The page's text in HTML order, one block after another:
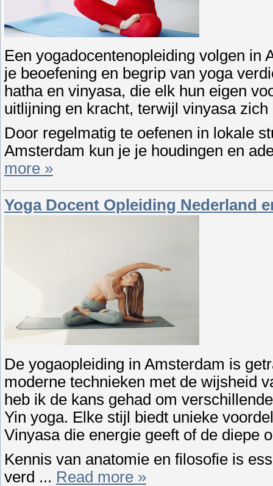
Een yogadocentenopleiding volgen in
je beoefening en begrip van yoga
hatha en vinyasa, die elk hun eigen
uitlijning en kracht, terwijl vinyasa
Door regelmatig te oefenen in lokale
Amsterdam kun je je houdingen en
more »
Yoga Docent Opleiding Nederland
De yogaopleiding in Amsterdam is
moderne technieken met de wijsheid
heb ik de kans gehad om
Yin yoga. Elke stijl biedt unieke
Vinyasa die energie geeft of de diepe
Kennis van anatomie en filosofie is
verd ... Read more »